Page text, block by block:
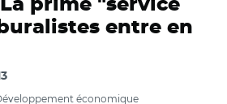
La prime "service
entre en
économique